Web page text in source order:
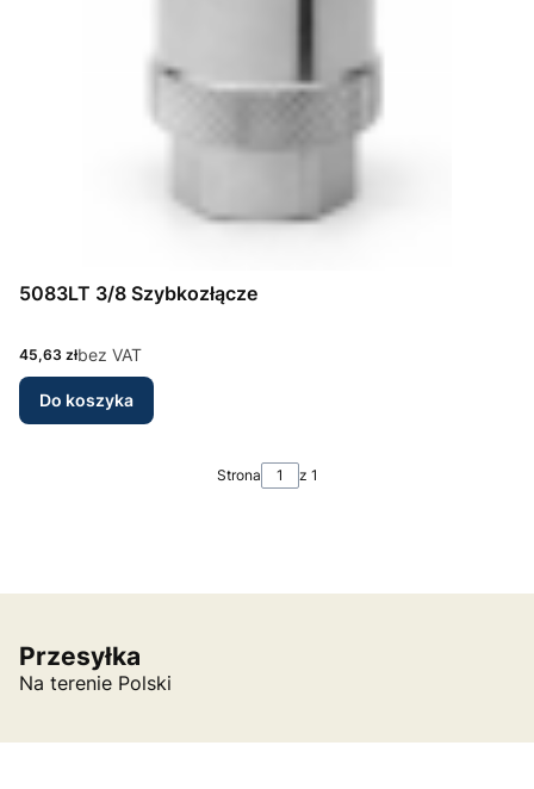
5083LT 3/8 Szybkozłącze
Cena
45,63 złbez VAT
Do koszyka
Strona z 1
Przesyłka
Na terenie Polski